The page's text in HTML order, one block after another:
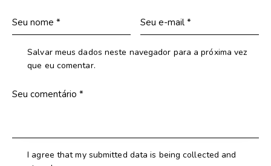
Salvar meus dados neste navegador para a próxima vez
que eu comentar.
I agree that my submitted data is being collected and